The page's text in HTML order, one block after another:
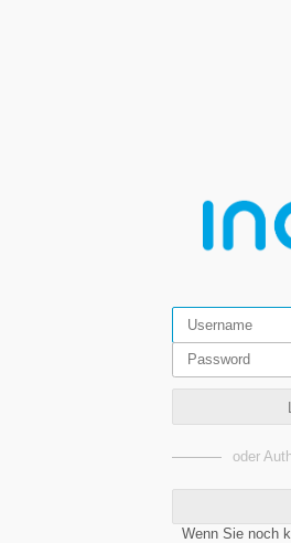
oder
Wenn Sie noch